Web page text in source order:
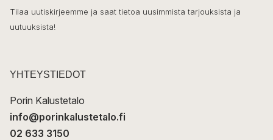
o
k
k
p
t
Tilaa uutiskirjeemme ja saat tietoa uusimmista tarjouksista ja
uutuuksista!
YHTEYSTIEDOT
Porin Kalustetalo
info@porinkalustetalo.fi
02 633 3150